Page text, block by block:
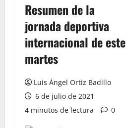
Resumen de la
jornada deportiva
internacional de este
martes
Luis Ángel Ortiz Badillo
6 de julio de 2021
4 minutos de lectura
0